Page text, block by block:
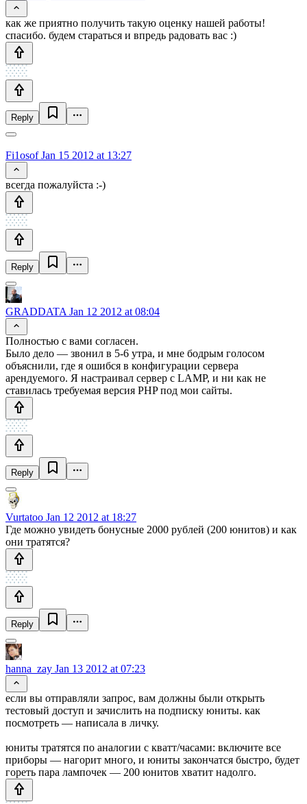
как же приятно получить такую оценку нашей работы!
спасибо. будем стараться и впредь радовать вас :)
Reply
Fi1osofJan 15 2012 at 13:27
всегда пожалуйста :-)
Reply
GRADDATA Jan 12 2012 at 08:04
Полностью с вами согласен.
Было дело — звонил в 5-6 утра, и мне бодрым голосом
объяснили, где я ошибся в конфигурации сервера
арендуемого. Я настраивал сервер с LAMP, и ни как не
ставилась требуемая версия PHP под мои сайты.
Reply
Vurtatoo Jan 12 2012 at 18:27
Где можно увидеть бонусные 2000 рублей (200 юнитов) и как
они тратятся?
Reply
hanna_zay Jan 13 2012 at 07:23
если вы отправляли запрос, вам должны были открыть
тестовый доступ и зачислить на подписку юниты. как
посмотреть — написала в личку.
юниты тратятся по аналогии с кватт/часами: включите все
приборы — нагорит много, и юниты закончатся быстро, будет
гореть пара лампочек — 200 юнитов хватит надолго.